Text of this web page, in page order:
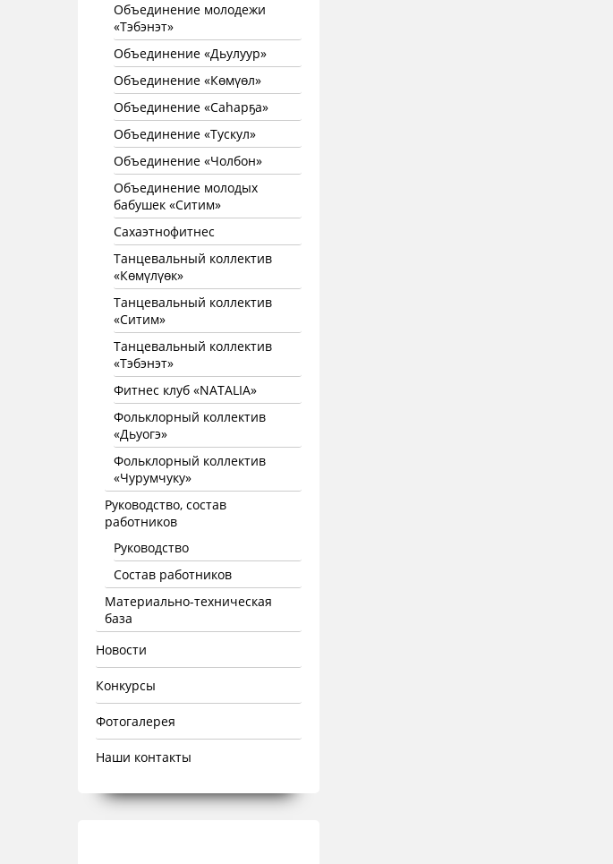
Объединение молодежи
«Тэбэнэт»
Объединение «Дьулуур»
Объединение «Көмүөл»
Объединение «Саhарҕа»
Объединение «Тускул»
Объединение «Чолбон»
Объединение молодых
бабушек «Ситим»
Сахаэтнофитнес
Танцевальный коллектив
«Көмүлүөк»
Танцевальный коллектив
«Ситим»
Танцевальный коллектив
«Тэбэнэт»
Фитнес клуб «NATALIA»
Фольклорный коллектив
«Дьуогэ»
Фольклорный коллектив
«Чурумчуку»
Руководство, состав
работников
Руководство
Состав работников
Материально-техническая
база
Новости
Конкурсы
Фотогалерея
Наши контакты